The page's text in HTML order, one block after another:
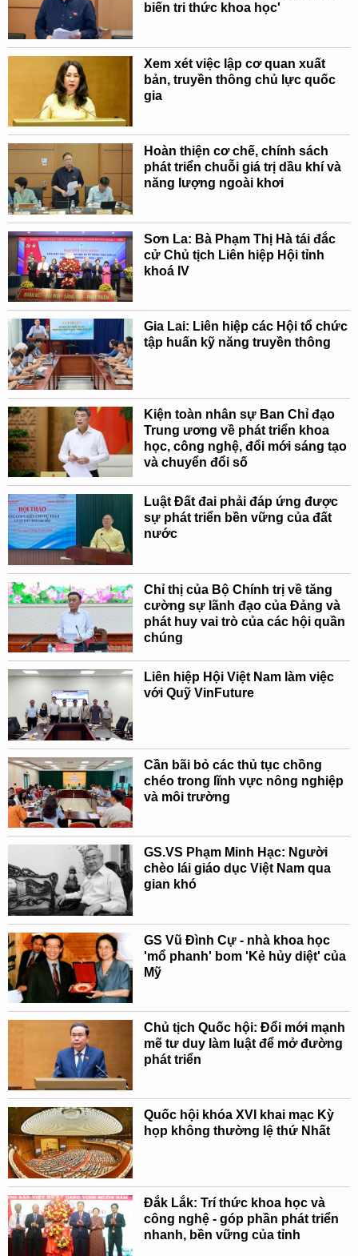
biến tri thức khoa học'
Xem xét việc lập cơ quan xuất
bản, truyền thông chủ lực quốc
gia
Hoàn thiện cơ chế, chính sách
phát triển chuỗi giá trị dầu khí và
năng lượng ngoài khơi
Sơn La: Bà Phạm Thị Hà tái đắc
cử Chủ tịch Liên hiệp Hội tỉnh
khoá IV
Gia Lai: Liên hiệp các Hội tổ chức
tập huấn kỹ năng truyền thông
Kiện toàn nhân sự Ban Chỉ đạo
Trung ương về phát triển khoa
học, công nghệ, đổi mới sáng tạo
và chuyển đổi số
Luật Đất đai phải đáp ứng được
sự phát triển bền vững của đất
nước
Chỉ thị của Bộ Chính trị về tăng
cường sự lãnh đạo của Đảng và
phát huy vai trò của các hội quần
chúng
Liên hiệp Hội Việt Nam làm việc
với Quỹ VinFuture
Cần bãi bỏ các thủ tục chồng
chéo trong lĩnh vực nông nghiệp
và môi trường
GS.VS Phạm Minh Hạc: Người
chèo lái giáo dục Việt Nam qua
gian khó
GS Vũ Đình Cự - nhà khoa học
'mổ phanh' bom 'Kẻ hủy diệt' của
Mỹ
Chủ tịch Quốc hội: Đổi mới mạnh
mẽ tư duy làm luật để mở đường
phát triển
Quốc hội khóa XVI khai mạc Kỳ
họp không thường lệ thứ Nhất
Đắk Lắk: Trí thức khoa học và
công nghệ - góp phần phát triển
nhanh, bền vững của tỉnh